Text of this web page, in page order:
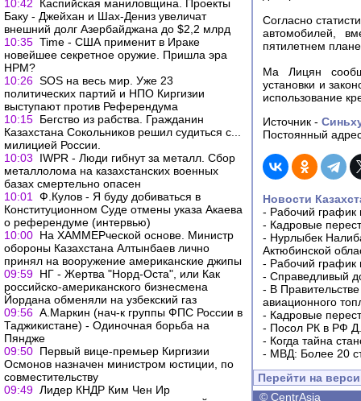
10:42
Каспийская маниловщина. Проекты
Баку - Джейхан и Шах-Дениз увеличат
внешний долг Азербайджана до $2,2 млрд
10:35 Time - США применит в Ираке
новейшее секретное оружие. Пришла эра
НРМ?
10:26 SOS на весь мир. Уже 23
политических партий и НПО Киргизии
выступают против Референдума
10:15 Бегство из рабства. Гражданин
Казахстана Сокольников решил судиться с...
милицией России.
10:03
IWPR - Люди гибнут за металл. Сбор
металлолома на казахстанских военных
базах смертельно опасен
10:01
Ф.Кулов - Я буду добиваться в
Конституционном Суде отмены указа Акаева
о референдуме (интервью)
10:00 На ХАММЕРческой основе. Министр
обороны Казахстана Алтынбаев лично
принял на вооружение американские джипы
09:59 НГ - Жертва "Норд-Оста", или Как
российско-американского бизнесмена
Йордана обменяли на узбекский газ
09:56 А.Маркин (нач-к группы ФПС России в
Таджикистане) - Одиночная борьба на
Пяндже
09:50 Первый вице-премьер Киргизии
Осмонов назначен министром юстиции, по
совместительству
09:49 Лидер КНДР Ким Чен Ир
Согласно
автомобилей,
пятилетнем
Ма Лицян
установки и
использование
Источник -
Постоянный
Новости
- Рабочий график
- Кадровые
- Нурлыбек
Актюбинской
- Рабочий график
- Справедливый
- В
авиационного
- Кадровые
- Посол РК в РФ
- Когда тайна
- МВД: Более 20
Перейти на
© CentrAsia